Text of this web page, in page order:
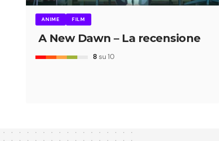
ANIME FILM
A New Dawn – La recensione
8 su 10